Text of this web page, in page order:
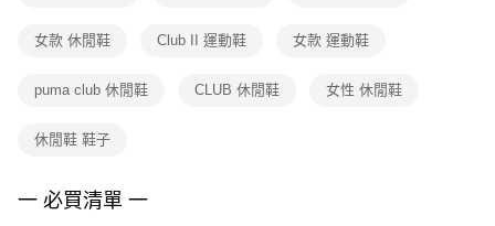
１．透過由恩沛科技股份有限公司提供之「AFTEE先享後付」服務完成之交
權轉讓予恩沛科技股份有限公司。
３．未成年的使用者請事先徵得法定代理人或監護人之同意方可使用
４．使用「AFTEE先享後付」時，將依據個別帳號之用戶狀況，依本公司即
女款 休閒鞋 Club II 運動鞋 女款 運動鞋
puma club 休閒鞋 CLUB 休閒鞋 女性 休閒鞋
休閒鞋 鞋子
一 必買清單 一